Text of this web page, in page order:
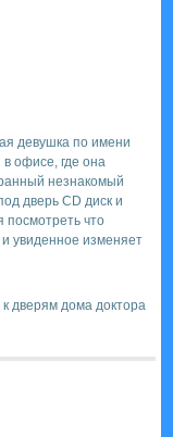
девушка по имени
офисе, где она
незнакомый
дверь СD диск и
посмотреть что
увиденное изменяет
дверям дома доктора